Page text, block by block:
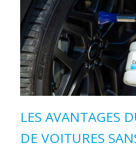
LES AVANTAGES
DE VOITURES